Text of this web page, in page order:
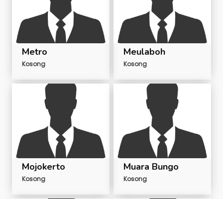
Metro
Kosong
Meulaboh
Kosong
Mojokerto
Kosong
Muara Bungo
Kosong